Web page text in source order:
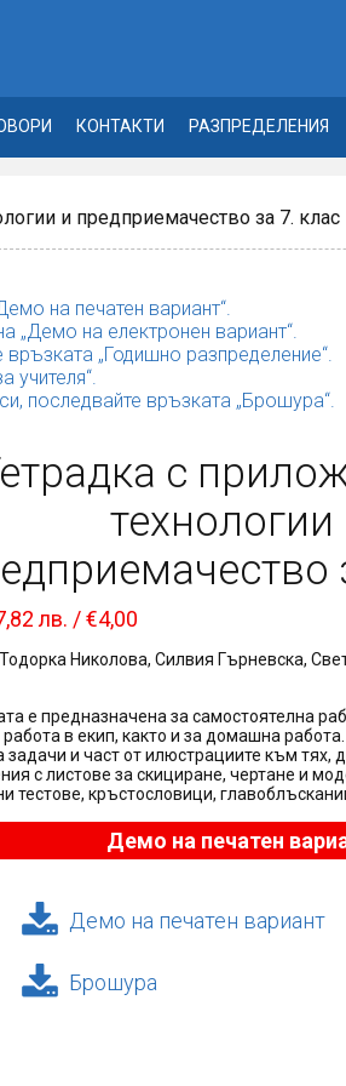
КОНТАКТИ РАЗПРЕДЕЛЕНИЯ
и предприемачество за 7. клас
на печатен вариант“.
„Демо на електронен вариант“.
„Годишно разпределение“.
учителя“.
последвайте връзката „Брошура“.
с
технологии
лв. / €4,00
Тодорка Николова, Силвия Гърневска,
е предназначена за самостоятелна
работа в екип, както и за домашна
задачи и част от илюстрациите към тях,
с листове за скициране, чертане и
тестове, кръстословици,
Демо на печатен
Демо на печатен вариант
Брошура